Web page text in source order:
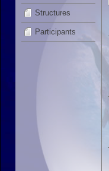
Structures
Participants